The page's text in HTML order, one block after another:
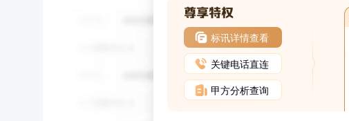
标讯详情查看
关键电话直连
甲方分析查询